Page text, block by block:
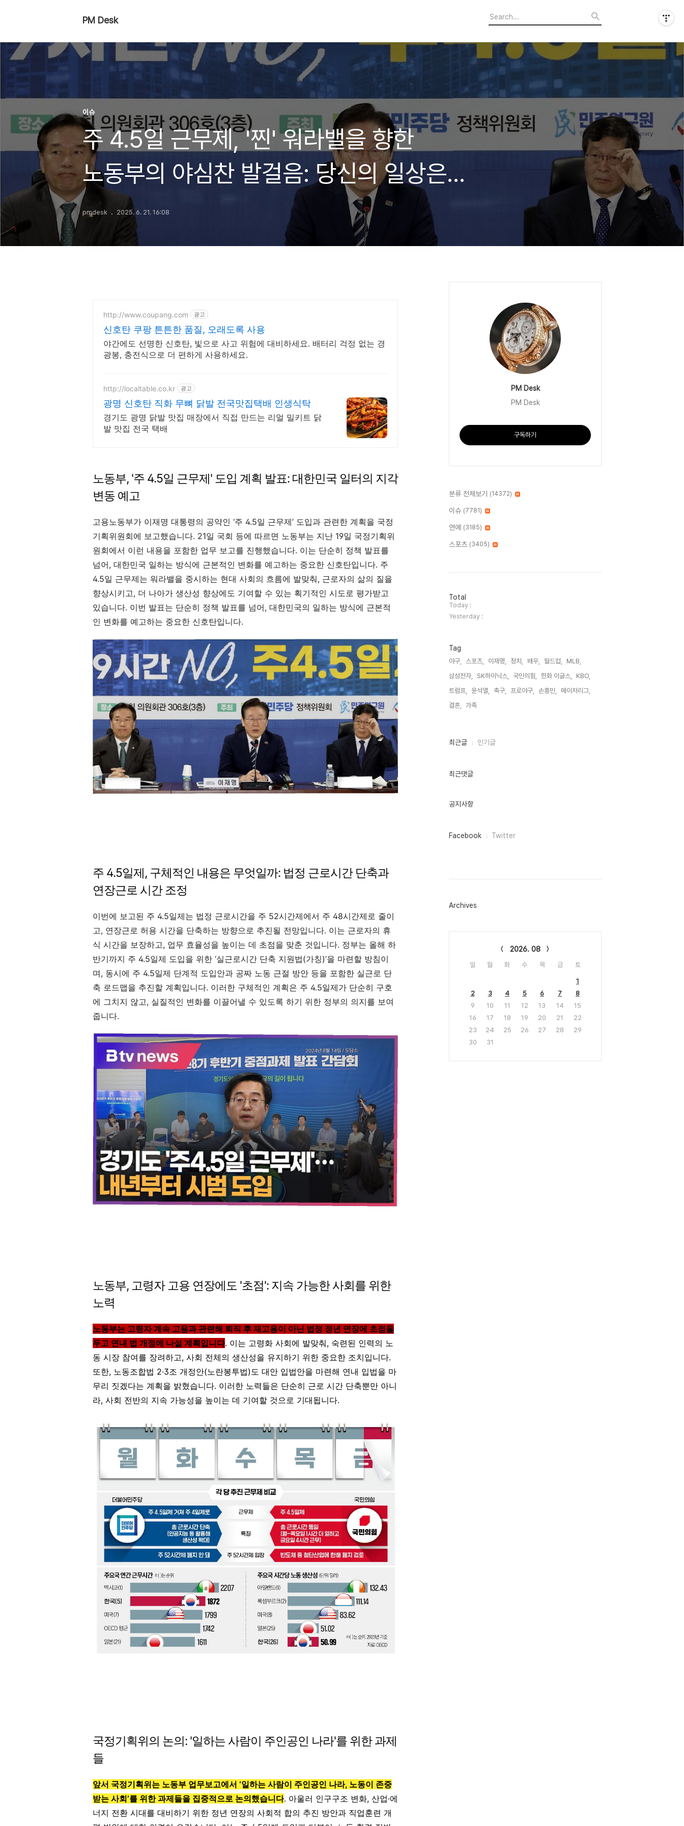
PM Desk
이슈
주 4.5일 근무제, '찐' 워라밸을 향한
노동부의 야심찬 발걸음: 당신의 일상은
어떻게 변할까?
pmdesk 2025. 6. 21. 16:08
http://www.coupang.com 광고
신호탄 쿠팡 튼튼한 품질, 오래도록 사용
야간에도 선명한 신호탄, 빛으로 사고 위험에 대비하세요. 배터리 걱정 없는 경
광봉, 충전식으로 더 편하게 사용하세요.
http://localtable.co.kr 광고
광명 신호탄 직화 무뼈 닭발 전국맛집택배 인생식탁
경기도 광명 닭발 맛집 매장에서 직접 만드는 리얼 밀키트 닭
발 맛집 전국 택배
노동부, '주 4.5일 근무제' 도입 계획 발표: 대한민국 일터의 지각
변동 예고
고용노동부가 이재명 대통령의 공약인 ‘주 4.5일 근무제’ 도입과 관련한 계획을 국정
기획위원회에 보고했습니다. 21일 국회 등에 따르면 노동부는 지난 19일 국정기획위
원회에서 이런 내용을 포함한 업무 보고를 진행했습니다. 이는 단순히 정책 발표를
넘어, 대한민국 일하는 방식에 근본적인 변화를 예고하는 중요한 신호탄입니다. 주
4.5일 근무제는 워라밸을 중시하는 현대 사회의 흐름에 발맞춰, 근로자의 삶의 질을
향상시키고, 더 나아가 생산성 향상에도 기여할 수 있는 획기적인 시도로 평가받고
있습니다. 이번 발표는 단순히 정책 발표를 넘어, 대한민국의 일하는 방식에 근본적
인 변화를 예고하는 중요한 신호탄입니다.
주 4.5일제, 구체적인 내용은 무엇일까: 법정 근로시간 단축과
연장근로 시간 조정
이번에 보고된 주 4.5일제는 법정 근로시간을 주 52시간제에서 주 48시간제로 줄이
고, 연장근로 허용 시간을 단축하는 방향으로 추진될 전망입니다. 이는 근로자의 휴
식 시간을 보장하고, 업무 효율성을 높이는 데 초점을 맞춘 것입니다. 정부는 올해 하
반기까지 주 4.5일제 도입을 위한 ‘실근로시간 단축 지원법(가칭)’을 마련할 방침이
며, 동시에 주 4.5일제 단계적 도입안과 공짜 노동 근절 방안 등을 포함한 실근로 단
축 로드맵을 추진할 계획입니다. 이러한 구체적인 계획은 주 4.5일제가 단순히 구호
에 그치지 않고, 실질적인 변화를 이끌어낼 수 있도록 하기 위한 정부의 의지를 보여
줍니다.
노동부, 고령자 고용 연장에도 '초점': 지속 가능한 사회를 위한
노력
노동부는 고령자 계속 고용과 관련해 퇴직 후 재고용이 아닌 법정 정년 연장에 초점을
두고 연내 법 개정에 나설 계획입니다. 이는 고령화 사회에 발맞춰, 숙련된 인력의 노
동 시장 참여를 장려하고, 사회 전체의 생산성을 유지하기 위한 중요한 조치입니다.
또한, 노동조합법 2·3조 개정안(노란봉투법)도 대안 입법안을 마련해 연내 입법을 마
무리 짓겠다는 계획을 밝혔습니다. 이러한 노력들은 단순히 근로 시간 단축뿐만 아니
라, 사회 전반의 지속 가능성을 높이는 데 기여할 것으로 기대됩니다.
국정기획위의 논의: '일하는 사람이 주인공인 나라'를 위한 과제
들
앞서 국정기획위는 노동부 업무보고에서 ‘일하는 사람이 주인공인 나라, 노동이 존중
받는 사회’를 위한 과제들을 집중적으로 논의했습니다. 아울러 인구구조 변화, 산업·에
너지 전환 시대를 대비하기 위한 정년 연장의 사회적 합의 추진 방안과 직업훈련 개
PM Desk
PM Desk
구독하기
분류 전체보기 (14372)
이슈 (7781)
연예 (3185)
스포츠 (3405)
방
문
자
수
Total
Today :
Yesterday :
Tag
야구, 스포츠, 이재명, 정치, 배우, 월드컵,
MLB,
삼성전자,
SK하이닉스, 국민의힘, 한화 이글스,
KBO,
트럼프,
윤석열, 축구, 프로야구, 손흥민,
메이저리그,
결혼,
가족,
최
인
최근글 인기글
최근댓글
공지사항
페
그
Facebook Twitter
Archives
2026. 08
일 월 화 수 목 금 토
1
2
3 4 5 6 7
8
9
10 11 12 13 14
15
16
17 18 19 20 21
22
23
24 25 26 27 28
29
30
31